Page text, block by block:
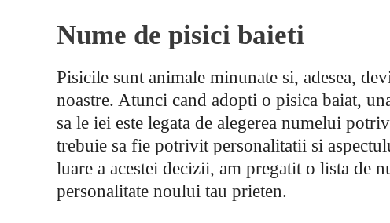
Nume de pisici baieti
Pisicile sunt animale minunate si, adesea,
noastre. Atunci cand adopti o pisica baiat,
sa le iei este legata de alegerea numelui
trebuie sa fie potrivit personalitatii si
luare a acestei decizii, am pregatit o lista de
personalitate noului tau prieten.